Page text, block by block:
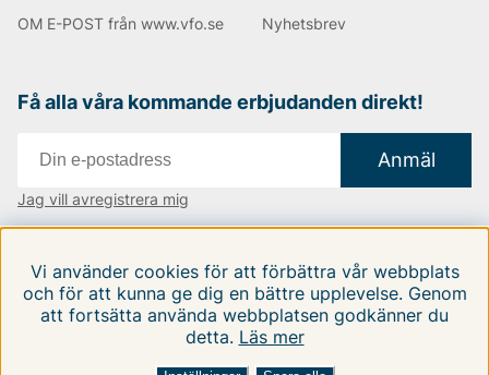
OM E-POST från www.vfo.se
Nyhetsbrev
Få alla våra kommande erbjudanden direkt!
Anmäl
Jag vill avregistrera mig
Följ oss på våra sociala medier
Vi använder cookies för att förbättra vår webbplats
och för att kunna ge dig en bättre upplevelse. Genom
att fortsätta använda webbplatsen godkänner du
detta. Läs mer